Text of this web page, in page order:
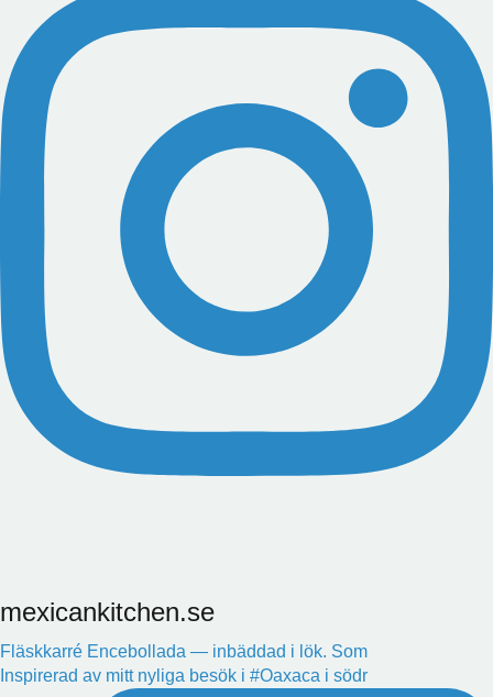
mexicankitchen.se
Fläskkarré Encebollada — inbäddad i lök. Som
Inspirerad av mitt nyliga besök i #Oaxaca i södr